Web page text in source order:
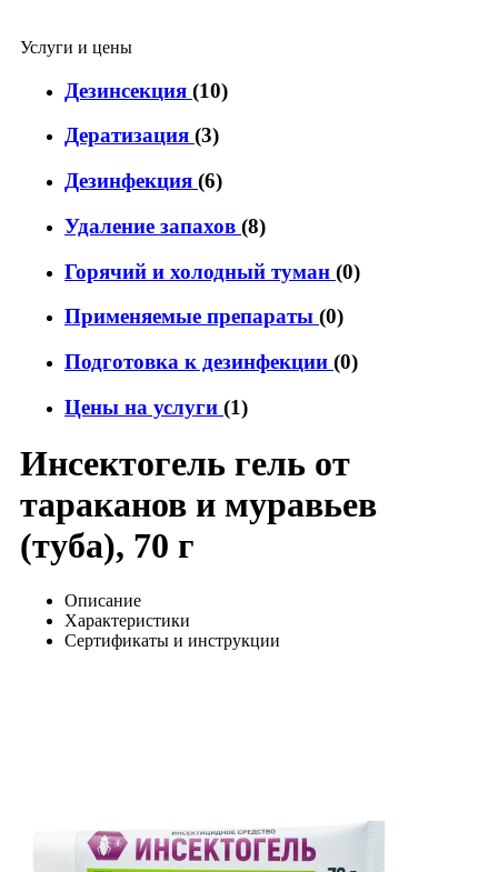
Услуги и цены
Дезинсекция (10)
Дератизация (3)
Дезинфекция (6)
Удаление запахов (8)
Горячий и холодный туман (0)
Применяемые препараты (0)
Подготовка к дезинфекции (0)
Цены на услуги (1)
Инсектогель гель от
тараканов и муравьев
(туба), 70 г
Описание
Характеристики
Сертификаты и инструкции